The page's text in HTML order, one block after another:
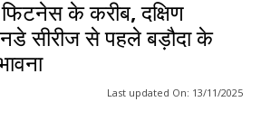
फिटनेस के करीब, दक्षिण
सीरीज से पहले बड़ौदा के
Last updated On: 13/11/2025